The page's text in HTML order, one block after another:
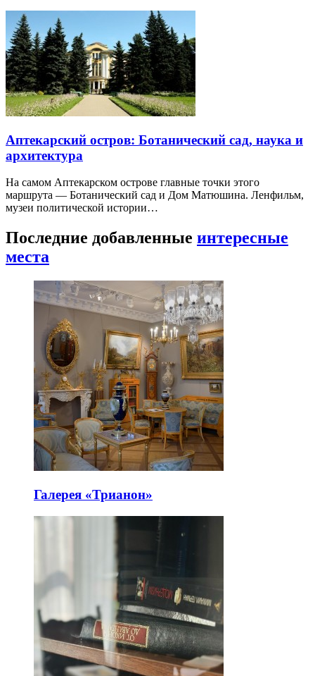
Аптекарский остров: Ботанический сад, наука и
архитектура
На самом Аптекарском острове главные точки этого
маршрута — Ботанический сад и Дом Матюшина. Ленфильм,
музеи политической истории…
Последние добавленные интересные
места
Галерея «Трианон»